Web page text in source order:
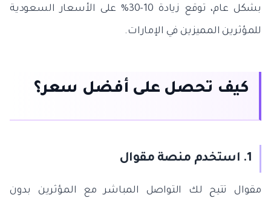
بشكل عام، توقع زيادة 10-30% على الأسعار السعودية
للمؤثرين المميزين في الإمارات.
كيف تحصل على أفضل سعر؟
1. استخدم منصة مقوال
مقوال تتيح لك التواصل المباشر مع المؤثرين بدون